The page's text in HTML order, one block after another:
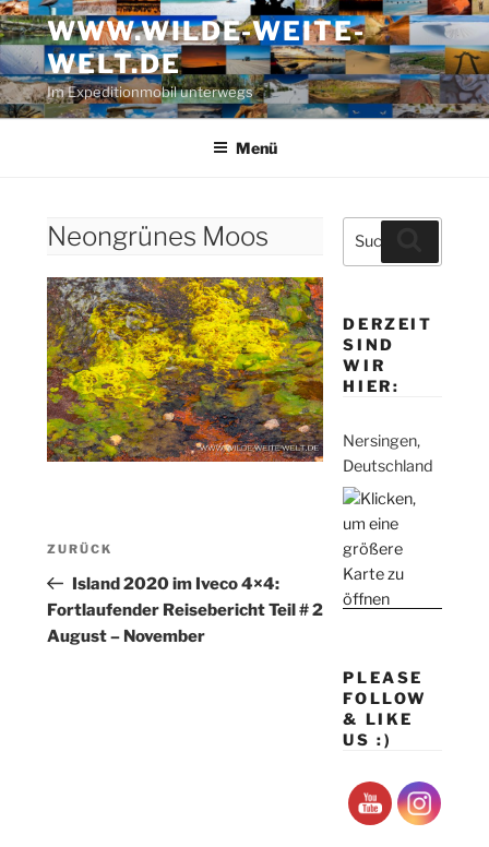
Zum
Inhalt
springen
WWW.WILDE-WEITE-
WELT.DE
Im Expeditionmobil unterwegs
Menü
Neongrünes Moos
Beitragsnavigation
Vorheriger
Beitrag
ZURÜCK
Island 2020 im Iveco 4×4:
Fortlaufender Reisebericht Teil # 2
August – November
Suche
nach:
DERZEIT
SIND
WIR
HIER:
Nersingen,
Deutschland
PLEASE
FOLLOW
& LIKE
US :)